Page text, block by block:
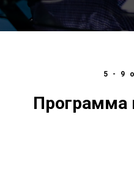
5 - 9
Программа